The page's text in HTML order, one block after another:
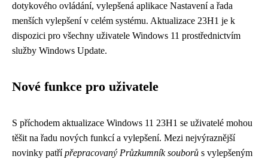
dotykového ovládání, vylepšená aplikace Nastavení a řada
menších vylepšení v celém systému. Aktualizace 23H1 je k
dispozici pro všechny uživatele Windows 11 prostřednictvím
služby Windows Update.
Nové funkce pro uživatele
S příchodem aktualizace Windows 11 23H1 se uživatelé mohou
těšit na řadu nových funkcí a vylepšení. Mezi nejvýraznější
novinky patřípřepracovaný Průzkumník souborů s vylepšeným